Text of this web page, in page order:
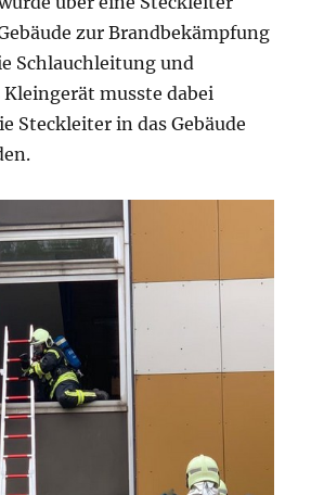
zur Brandbekämpfung
Schlauchleitung und
musste dabei
Steckleiter in das Gebäude